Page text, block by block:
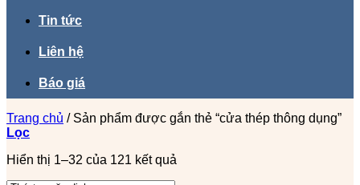
Tin tức
Liên hệ
Báo giá
Trang chủ /Sản phẩm được gắn thẻ “cửa thép thông dụng”
Lọc
Hiển thị 1–32 của 121 kết quả